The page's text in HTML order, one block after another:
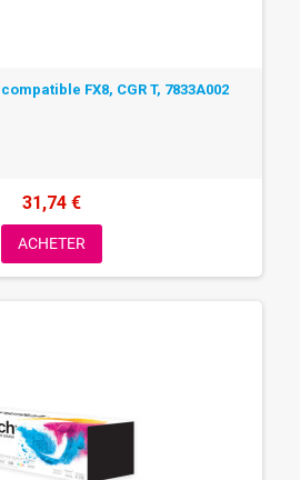
FX8, CGR T, 7833A002
31,74 €
ACHETER